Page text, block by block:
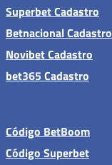
Superbet Cadastro
Betnacional Cadastro
Novibet Cadastro
bet365 Cadastro
Código BetBoom
Código Superbet